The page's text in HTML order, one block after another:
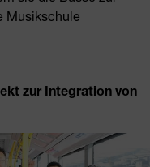
Musikschule
zur Integration von